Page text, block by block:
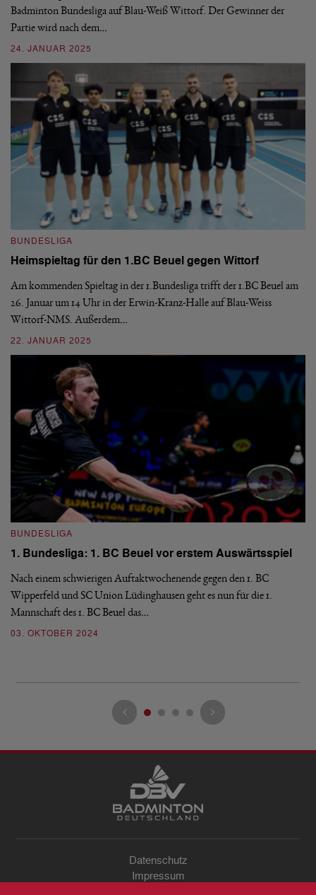
Badminton Bundesliga auf Blau-Weiß Wittorf. Der Gewinner der
Partie wird nach dem…
24. JANUAR 2025
BUNDESLIGA
Heimspieltag für den 1.BC Beuel gegen Wittorf
Am kommenden Spieltag in der 1.Bundesliga trifft der 1.BC Beuel am
26. Januar um 14 Uhr in der Erwin-Kranz-Halle auf Blau-Weiss
Wittorf-NMS. Außerdem…
22. JANUAR 2025
BUNDESLIGA
1. Bundesliga: 1. BC Beuel vor erstem Auswärtsspiel
Nach einem schwierigen Auftaktwochenende gegen den 1. BC
Wipperfeld und SC Union Lüdinghausen geht es nun für die 1.
Mannschaft des 1. BC Beuel das…
03. OKTOBER 2024
Datenschutz
Impressum